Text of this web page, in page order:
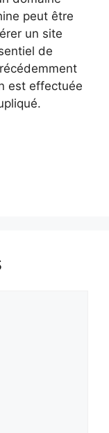
peut être
un site
de
est effectuée